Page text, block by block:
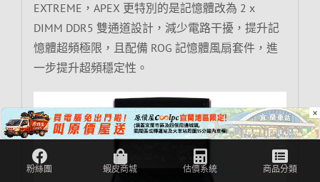
EXTREME，APEX 更特別的是記憶體改為 2 x
DIMM DDR5 雙通道設計，減少電路干擾，提升記
憶體超頻極限，且配備 ROG 記憶體風扇套件，進
一步提升超頻穩定性。
×